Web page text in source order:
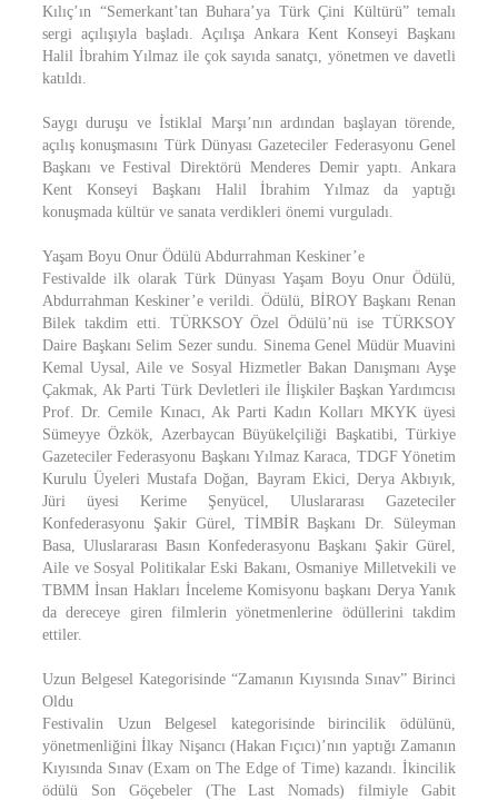
Kılıç’ın “Semerkant’tan Buhara’ya Türk Çini Kültürü” temalı
sergi açılışıyla başladı. Açılışa Ankara Kent Konseyi Başkanı
Halil İbrahim Yılmaz ile çok sayıda sanatçı, yönetmen ve davetli
katıldı.
Saygı duruşu ve İstiklal Marşı’nın ardından başlayan törende,
açılış konuşmasını Türk Dünyası Gazeteciler Federasyonu Genel
Başkanı ve Festival Direktörü Menderes Demir yaptı. Ankara
Kent Konseyi Başkanı Halil İbrahim Yılmaz da yaptığı
konuşmada kültür ve sanata verdikleri önemi vurguladı.
Yaşam Boyu Onur Ödülü Abdurrahman Keskiner’e
Festivalde ilk olarak Türk Dünyası Yaşam Boyu Onur Ödülü,
Abdurrahman Keskiner’e verildi. Ödülü, BİROY Başkanı Renan
Bilek takdim etti. TÜRKSOY Özel Ödülü’nü ise TÜRKSOY
Daire Başkanı Selim Sezer sundu. Sinema Genel Müdür Muavini
Kemal Uysal, Aile ve Sosyal Hizmetler Bakan Danışmanı Ayşe
Çakmak, Ak Parti Türk Devletleri ile İlişkiler Başkan Yardımcısı
Prof. Dr. Cemile Kınacı, Ak Parti Kadın Kolları MKYK üyesi
Sümeyye Özkök, Azerbaycan Büyükelçiliği Başkatibi, Türkiye
Gazeteciler Federasyonu Başkanı Yılmaz Karaca, TDGF Yönetim
Kurulu Üyeleri Mustafa Doğan, Bayram Ekici, Derya Akbıyık,
Jüri üyesi Kerime Şenyücel, Uluslararası Gazeteciler
Konfederasyonu Şakir Gürel, TİMBİR Başkanı Dr. Süleyman
Basa, Uluslararası Basın Konfederasyonu Başkanı Şakir Gürel,
Aile ve Sosyal Politikalar Eski Bakanı, Osmaniye Milletvekili ve
TBMM İnsan Hakları İnceleme Komisyonu başkanı Derya Yanık
da dereceye giren filmlerin yönetmenlerine ödüllerini takdim
ettiler.
Uzun Belgesel Kategorisinde “Zamanın Kıyısında Sınav” Birinci
Oldu
Festivalin Uzun Belgesel kategorisinde birincilik ödülünü,
yönetmenliğini İlkay Nişancı (Hakan Fıçıcı)’nın yaptığı Zamanın
Kıyısında Sınav (Exam on The Edge of Time) kazandı. İkincilik
ödülü Son Göçebeler (The Last Nomads) filmiyle Gabit